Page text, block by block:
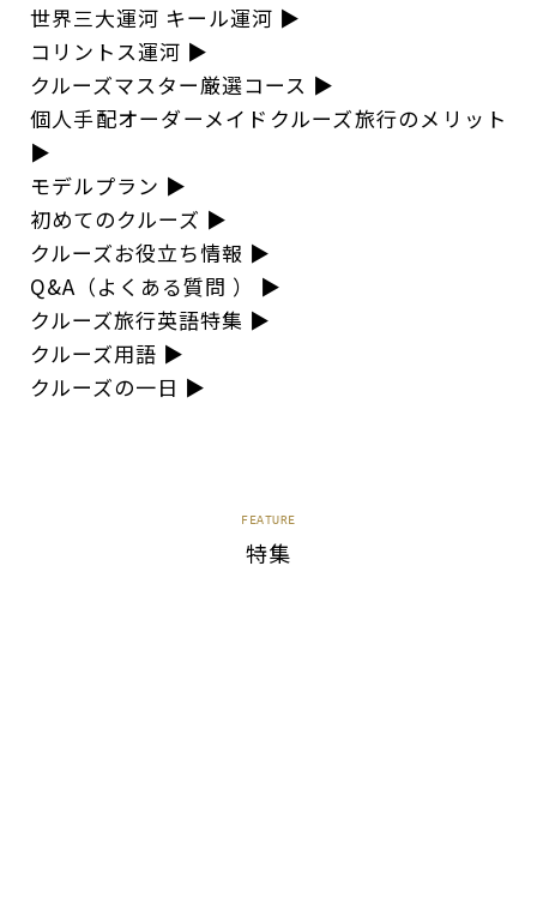
世界三大運河 キール運河 ▶︎
コリントス運河 ▶︎
クルーズマスター厳選コース ▶︎
個人手配オーダーメイドクルーズ旅行のメリット
▶︎
モデルプラン ▶︎
初めてのクルーズ ▶︎
クルーズお役立ち情報 ▶︎
Q&A（よくある質問 ）
▶︎
クルーズ旅行英語特集 ▶︎
クルーズ用語 ▶︎
クルーズの一日 ▶︎
FEATURE
特集